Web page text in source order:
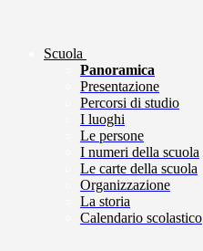
Scuola
Panoramica
Presentazione
Percorsi di studio
I luoghi
Le persone
I numeri della scuola
Le carte della scuola
Organizzazione
La storia
Calendario scolastico